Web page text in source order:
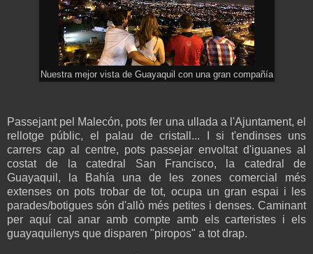
Nuestra mejor vista de Guayaquil con una gran compañía
Passejant pel Malecón, pots fer una ullada a l'Ajuntament, el
rellotge públic, el palau de cristall... I si t'endinses uns
carrers cap al centre, pots passejar envoltat d'iguanes al
costat de la catedral San Francisco, la catedral de
Guayaquil, la Bahía una de les zones comercial més
extenses on pots trobar de tot, ocupa un gran espai i les
parades/botigues són d'allò més petites i denses. Caminant
per aquí cal anar amb compte amb els carteristes i els
guayaquilenys que disparen "piropos" a tot drap.